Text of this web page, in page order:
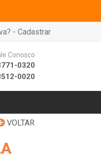
- Cadastrar
Conosco
0320
0020
VOLTAR